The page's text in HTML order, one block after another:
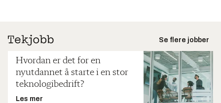
Se flere jobber
Hvordan er det for en
nyutdannet å starte i en stor
teknologibedrift?
Les mer